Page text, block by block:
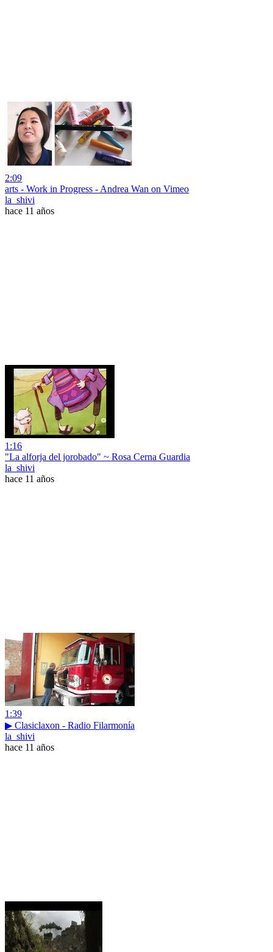
2:09
arts - Work in Progress - Andrea Wan on Vimeo
la_shivi
hace 11 años
1:16
"La alforja del jorobado" ~ Rosa Cerna Guardia
la_shivi
hace 11 años
1:39
▶ Clasiclaxon - Radio Filarmonía
la_shivi
hace 11 años